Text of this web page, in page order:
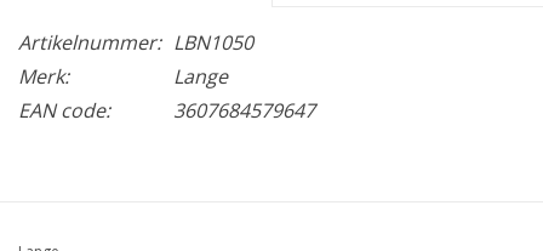
Artikelnummer: LBN1050
Merk:
Lange
EAN code:
3607684579647